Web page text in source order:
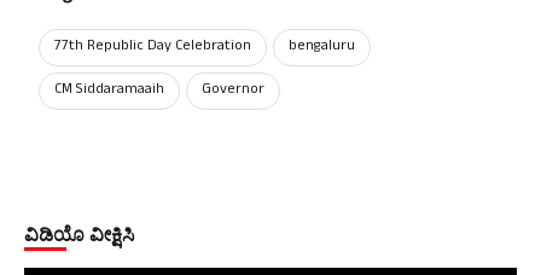
77th Republic Day Celebration
bengaluru
CM Siddaramaaih
Governor
ವಿಡಿಯೊ ವೀಕ್ಷಿಸಿ